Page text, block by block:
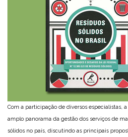
Com a participação de diversos especialistas,
amplo panorama da gestão dos serviços de
sólidos no país, discutindo as principais